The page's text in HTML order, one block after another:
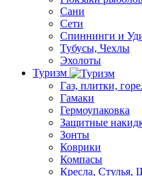
Сани
Сети
Спиннинги и
Тубусы, Чехлы
Эхолоты
Туризм
Газ, плитки,
Гамаки
Гермоупаковка
Защитные
Зонты
Коврики
Компасы
Кресла, Стулья,